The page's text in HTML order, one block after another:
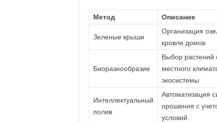
Метод Описание
Зеленые крыши
Организация
кровле домов
Биоразнообразие
Выбор растений
местного
экосистемы
Интеллектуальный
полив
Автоматизация
орошения с
условий